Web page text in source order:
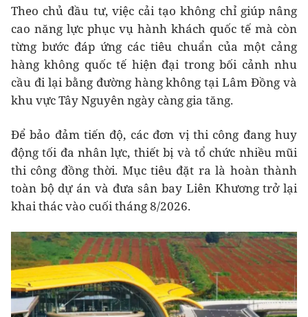
Theo chủ đầu tư, việc cải tạo không chỉ giúp nâng
cao năng lực phục vụ hành khách quốc tế mà còn
từng bước đáp ứng các tiêu chuẩn của một cảng
hàng không quốc tế hiện đại trong bối cảnh nhu
cầu đi lại bằng đường hàng không tại Lâm Đồng và
khu vực Tây Nguyên ngày càng gia tăng.
Để bảo đảm tiến độ, các đơn vị thi công đang huy
động tối đa nhân lực, thiết bị và tổ chức nhiều mũi
thi công đồng thời. Mục tiêu đặt ra là hoàn thành
toàn bộ dự án và đưa sân bay Liên Khương trở lại
khai thác vào cuối tháng 8/2026.